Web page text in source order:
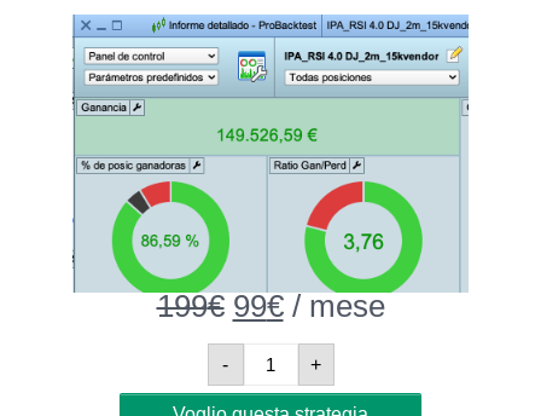
199€ Original
price
was:
199€.
99€Current
price
is:
99€.
/ mese
-
IPA_DOWJONES_2minutes
Quantità
+